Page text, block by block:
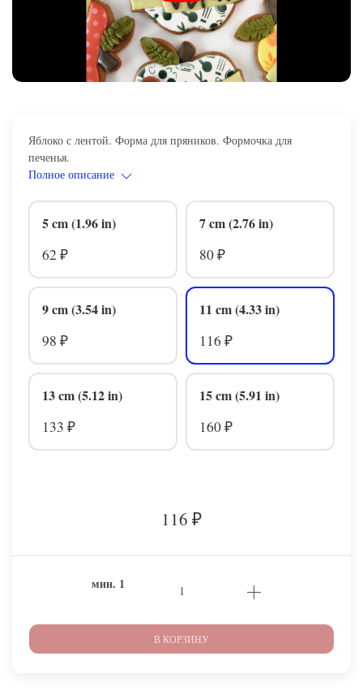
Яблоко с лентой. Форма для пряников. Формочка для
печенья.
Полное описание
5 cm (1.96 in)
62 ₽
7 cm (2.76 in)
80 ₽
9 cm (3.54 in)
98 ₽
11 cm (4.33 in)
116 ₽
13 cm (5.12 in)
133 ₽
15 cm (5.91 in)
160 ₽
116 ₽
мин. 1
В КОРЗИНУ